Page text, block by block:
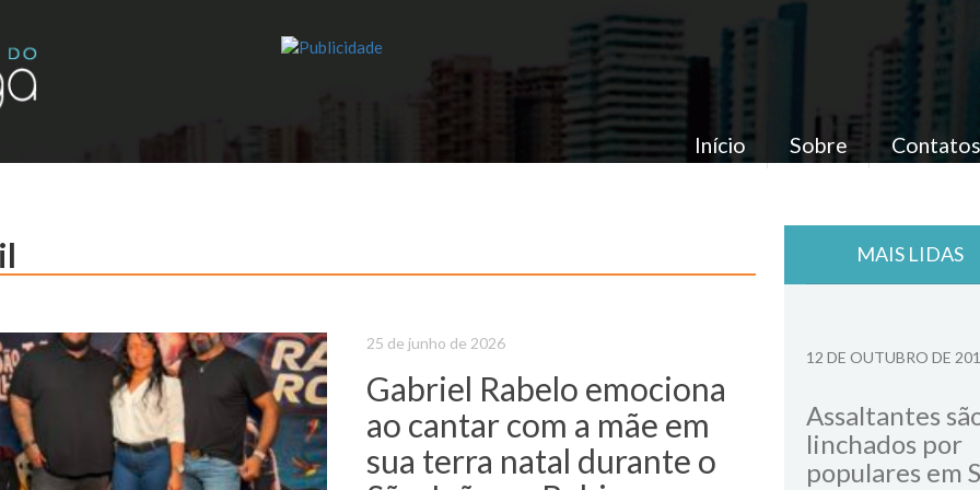
Início Sobre Contatos
25 de junho de 2026
Gabriel Rabelo emociona
ao cantar com a mãe em
sua terra natal durante o
MAIS LIDAS
12 DE OUTUBRO DE
Assaltantes
linchados por
populares em